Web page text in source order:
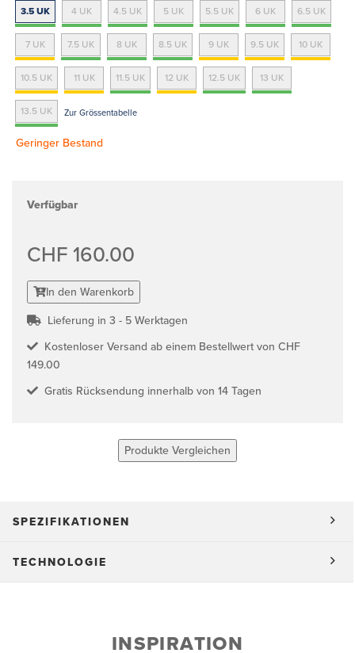
3.5 UK 4 UK 4.5 UK 5 UK 5.5 UK 6 UK 6.5 UK
7 UK 7.5 UK 8 UK 8.5 UK 9 UK 9.5 UK 10 UK
10.5 UK 11 UK 11.5 UK 12 UK 12.5 UK 13 UK
13.5 UK Zur Grössentabelle
Geringer Bestand
Verfügbar
CHF 160.00
In den Warenkorb
Lieferung in 3 - 5 Werktagen
Kostenloser Versand ab einem Bestellwert von CHF
149.00
Gratis Rücksendung innerhalb von 14 Tagen
Produkte Vergleichen
SPEZIFIKATIONEN
TECHNOLOGIE
INSPIRATION